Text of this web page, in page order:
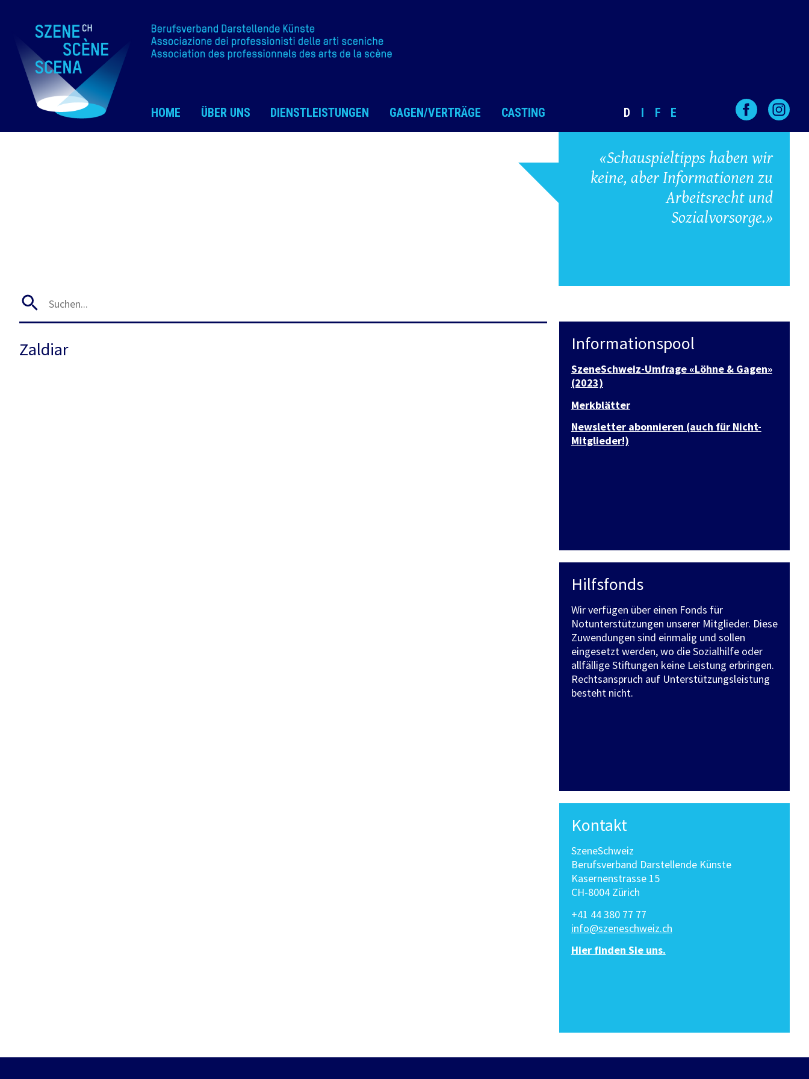
HOME ÜBER UNS DIENSTLEISTUNGEN GAGEN/VERTRÄGE CASTING D I F E
«Schauspieltipps haben wir
keine, aber Informationen zu
Arbeitsrecht und
Sozialvorsorge.»
Zaldiar Informationspool
SzeneSchweiz-Umfrage «Löhne & Gagen»
(2023)
Merkblätter
Newsletter abonnieren (auch für Nicht-
Mitglieder!)
Hilfsfonds
Wir verfügen über einen Fonds für
Notunterstützungen unserer Mitglieder. Diese
Zuwendungen sind einmalig und sollen
eingesetzt werden, wo die Sozialhilfe oder
allfällige Stiftungen keine Leistung erbringen.
Rechtsanspruch auf Unterstützungsleistung
besteht nicht.
Kontakt
SzeneSchweiz
Berufsverband Darstellende Künste
Kasernenstrasse 15
CH-8004 Zürich
+41 44 380 77 77
info@szeneschweiz.ch
Hier finden Sie uns.